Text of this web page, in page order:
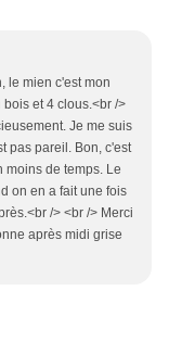
le mien c'est mon
et 4 clous.<br />
Je me suis
pas pareil. Bon, c'est
moins de temps. Le
on en a fait une fois
/> <br /> Merci
après midi grise